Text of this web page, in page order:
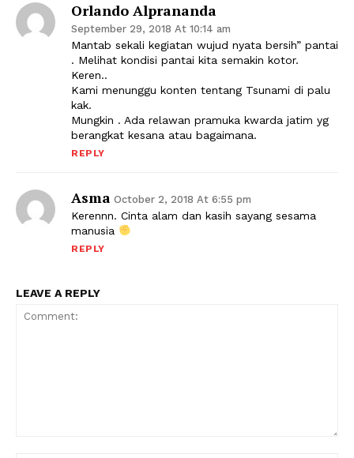
Orlando Alprananda
September 29, 2018 At 10:14 am
Mantab sekali kegiatan wujud nyata bersih” pantai
. Melihat kondisi pantai kita semakin kotor.
Keren..
Kami menunggu konten tentang Tsunami di palu
kak.
Mungkin . Ada relawan pramuka kwarda jatim yg
berangkat kesana atau bagaimana.
REPLY
Asma October 2, 2018 At 6:55 pm
Kerennn. Cinta alam dan kasih sayang sesama
manusia
REPLY
LEAVE A REPLY